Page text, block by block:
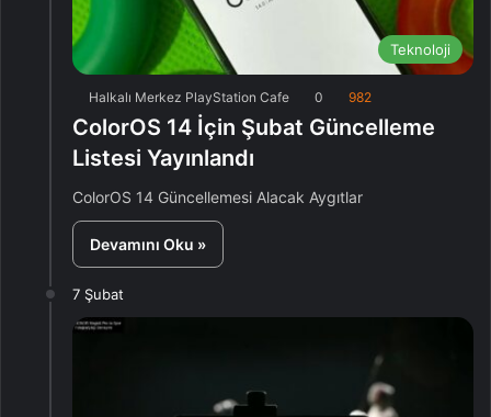
Teknoloji
Halkalı Merkez PlayStation Cafe 0 982
ColorOS 14 İçin Şubat Güncelleme
Listesi Yayınlandı
ColorOS 14 Güncellemesi Alacak Aygıtlar
Devamını Oku »
7 Şubat